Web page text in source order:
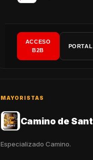
ACCESO
B2B
PORTAL
MAYORISTAS
Camino de
Especializado Camino.